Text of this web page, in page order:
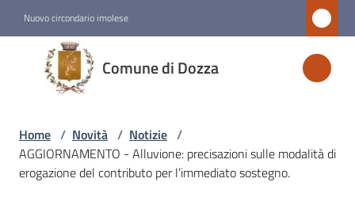
Nuovo circondario imolese
Comune di Dozza
Comune
di
Dozza
Amministrazione
Home / Novità / Notizie /
AGGIORNAMENTO - Alluvione: precisazioni sulle modalità di
erogazione del contributo per l’immediato sostegno.